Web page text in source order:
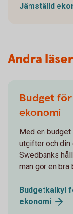
Jämställd
Andra
Budget
ekonomi
Med en budget
utgifter och din
Swedbanks
man gör en bra
Budgetkalkyl
ekonomi